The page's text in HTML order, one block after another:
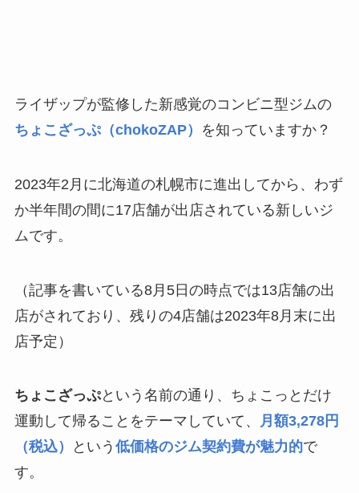
ライザップが監修した新感覚のコンビニ型ジムの
ちょこざっぷ（chokoZAP） を知っていますか？
2023年2月に北海道の札幌市に進出してから、わず
か半年間の間に17店舗が出店されている新しいジ
ムです。
（記事を書いている8月5日の時点では13店舗の出
店がされており、残りの4店舗は2023年8月末に出
店予定）
ちょこざっぷという名前の通り、ちょこっとだけ
運動して帰ることをテーマしていて、
月額3,278円
（税込）
という 低価格のジム契約費が魅力的で
す。